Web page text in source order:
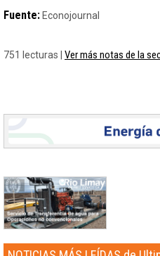
Fuente: Econojournal
751 lecturas | Ver más notas de la